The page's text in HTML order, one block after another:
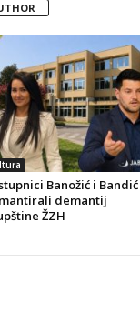
Banožić i Bandić
demantij
ŽZH